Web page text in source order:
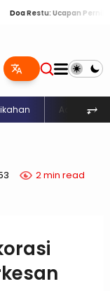
Restu: Ucapan
Aqiqah⥅
2 min read